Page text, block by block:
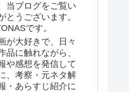
当ブログをご覧い
とうございます。
です。
が大好きで、日々
品に触れながら、
や感想を発信して
、考察・元ネタ解
・あらすじ紹介に